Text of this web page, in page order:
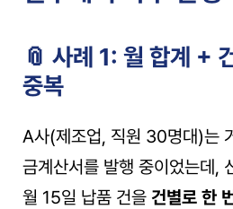
📎 사례 1: 월 합계 +
중복
A사(제조업, 직원 30명대)는
금계산서를 발행 중이었는데,
월 15일 납품 건을 건별로 한